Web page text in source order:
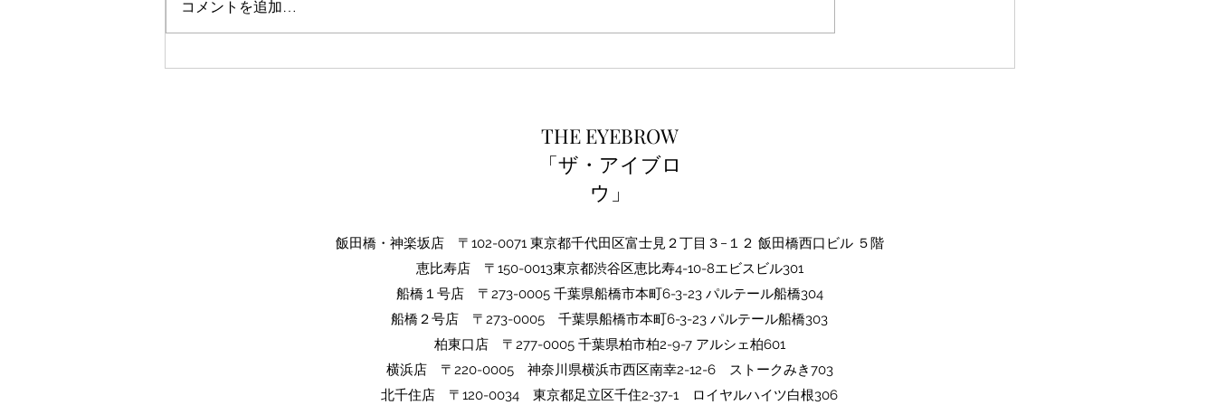
美眉スタイリング
THE EYEBROW1周年☆
コメントを追加…
THE EYEBROW
「ザ・アイブロ
ウ」
飯田橋・神楽坂店 〒102-0071 東京都千代田区富士見２丁目３−１２ 飯田橋西口ビル ５階
​恵比寿店 〒150-0013東京都渋谷区恵比寿4-10-8エビスビル301
船橋１号店 〒273-0005 千葉県船橋市本町6-3-23 パルテール船橋304​
船橋２号店 〒273-0005​ 千葉県船橋市本町6-3-23 パルテール船橋303
​柏東口店 〒277-0005 千葉県柏市柏2-9-7 アルシェ柏601
横浜店 〒220-0005 神奈川県横浜市西区南幸2-12-6 ストークみき703
​北千住店 〒120-0034 東京都足立区千住2-37-1 ロイヤルハイツ白根306